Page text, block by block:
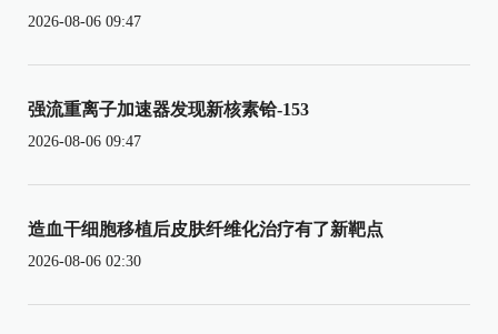
2026-08-06 09:47
强流重离子加速器发现新核素铪-153
2026-08-06 09:47
造血干细胞移植后皮肤纤维化治疗有了新靶点
2026-08-06 02:30